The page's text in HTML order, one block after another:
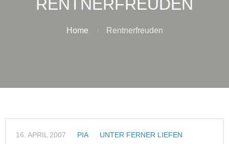
RENTNERFREUDEN
Home Rentnerfreuden
16. APRIL 2007 PIA UNTER FERNER LIEFEN